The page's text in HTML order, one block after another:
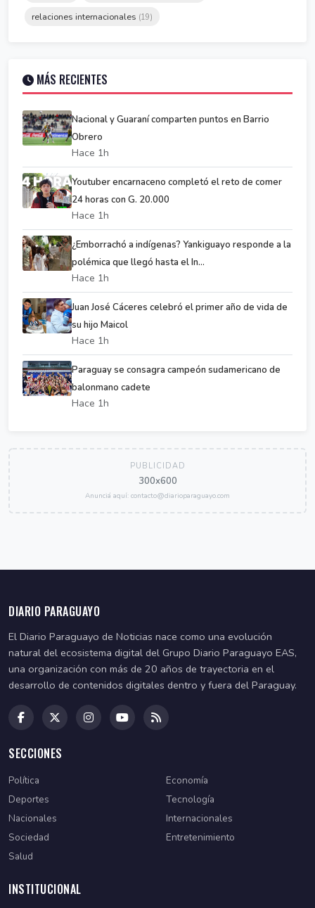
relaciones internacionales (19)
MÁS RECIENTES
Nacional y Guaraní comparten puntos en Barrio
Obrero
Hace 1h
Youtuber encarnaceno completó el reto de comer
24 horas con G. 20.000
Hace 1h
¿Emborrachó a indígenas? Yankiguayo responde a la
polémica que llegó hasta el In...
Hace 1h
Juan José Cáceres celebró el primer año de vida de
su hijo Maicol
Hace 1h
Paraguay se consagra campeón sudamericano de
balonmano cadete
Hace 1h
PUBLICIDAD
300x600
Anunciá aquí: contacto@diarioparaguayo.com
DIARIO PARAGUAYO
El Diario Paraguayo de Noticias nace como una evolución
natural del ecosistema digital del Grupo Diario Paraguayo EAS,
una organización con más de 20 años de trayectoria en el
desarrollo de contenidos digitales dentro y fuera del Paraguay.
SECCIONES
Política
Economía
Deportes
Tecnología
Nacionales
Internacionales
Sociedad
Entretenimiento
Salud
INSTITUCIONAL